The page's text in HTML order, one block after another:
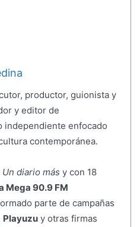
productor, guionista y
y editor de
independiente enfocado
contemporánea.
Un diario más y con 18
Mega 90.9 FM
parte de campañas
Playuzuy otras firmas